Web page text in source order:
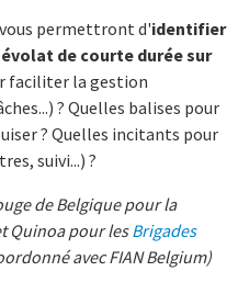
permettront d'identifier
de courte durée sur
faciliter la gestion
? Quelles balises pour
? Quelles incitants pour
suivi...) ?
de Belgique pour la
Quinoa pour lesBrigades
avec FIAN Belgium)